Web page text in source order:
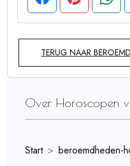
TERUG NAAR
Over Horoscopen
Start beroemdheden-